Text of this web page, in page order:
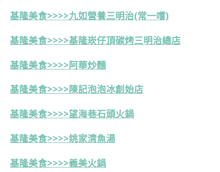
基隆美食>>>>九如營養三明治(常一嚐)
基隆美食>>>>基隆崁仔頂碳烤三明治總店
基隆美食>>>>阿華炒麵
基隆美食>>>>陳記泡泡冰創始店
基隆美食>>>>望海巷石頭火鍋
基隆美食>>>>姚家清魚湯
基隆美食>>>>義美火鍋